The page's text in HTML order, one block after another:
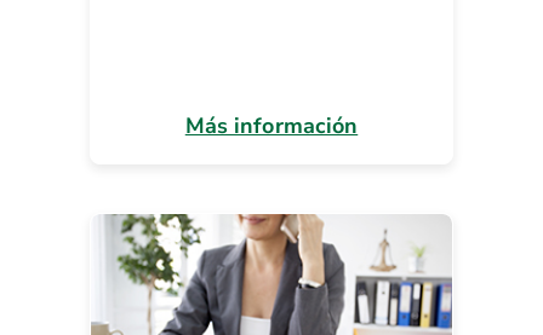
Más información